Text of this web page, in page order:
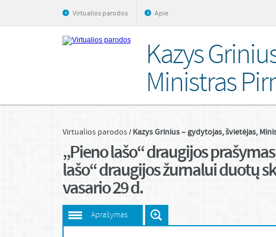
Virtualios parodos Apie
Kazys
Ministras
Virtualios parodos Kazys Grinius – gydytojas, švietėjas,
„Pieno lašo“ draugijos
lašo“ draugijos žurnalui duotų
vasario 29 d.
Aprašymas